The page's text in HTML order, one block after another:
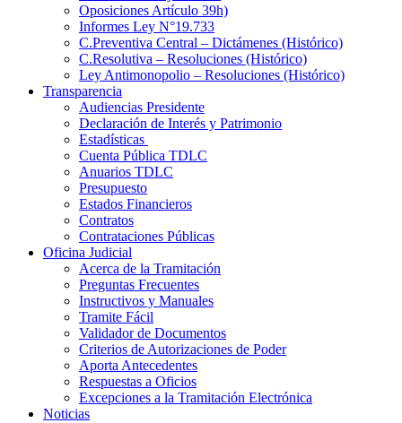
Oposiciones Artículo 39h)
Informes Ley N°19.733
C.Preventiva Central – Dictámenes (Histórico)
C.Resolutiva – Resoluciones (Histórico)
Ley Antimonopolio – Resoluciones (Histórico)
Transparencia
Audiencias Presidente
Declaración de Interés y Patrimonio
Estadísticas
Cuenta Pública TDLC
Anuarios TDLC
Presupuesto
Estados Financieros
Contratos
Contrataciones Públicas
Oficina Judicial
Acerca de la Tramitación
Preguntas Frecuentes
Instructivos y Manuales
Tramite Fácil
Validador de Documentos
Criterios de Autorizaciones de Poder
Aporta Antecedentes
Respuestas a Oficios
Excepciones a la Tramitación Electrónica
Noticias